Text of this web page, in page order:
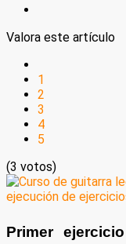
Valora este artículo
1
2
3
4
5
(3 votos)
Primer